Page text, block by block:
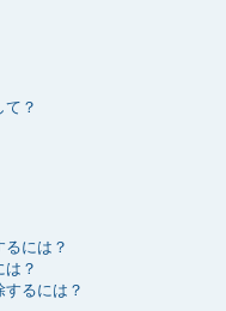
？
には？
？
るには？